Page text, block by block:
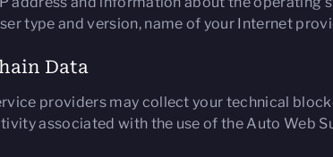
type and version, name of your Internet
Data
providers may collect your technical
associated with the use of the Auto Web